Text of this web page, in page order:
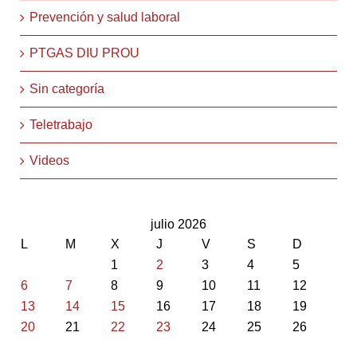
Prevención y salud laboral
PTGAS DIU PROU
Sin categoría
Teletrabajo
Videos
julio 2026
L
M X J V S
D
1
2 3 4
5
6
7 8 9 10 11
12
13
14 15 16 17 18
19
20
21 22 23 24 25 26